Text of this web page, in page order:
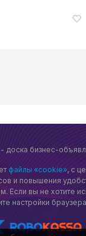
доска бизнес-
файлы «cookie», с
и повышения
Если вы не хотите
настройки